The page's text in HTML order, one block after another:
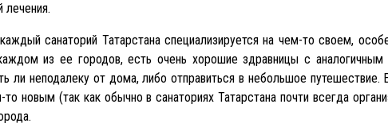
санаторий Татарстана специализируется на чем-то своем,
из ее городов, есть очень хорошие здравницы с
ли неподалеку от дома, либо отправиться в небольшое путешествие.
новым (так как обычно в санаториях Татарстана почти всегда